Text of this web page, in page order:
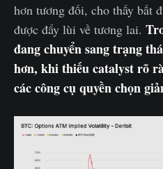
hơn tương đối, cho thấy bất
được đẩy lùi về tương lai.
đang chuyển sang trạng
hơn, khi thiếu catalyst rõ
các công cụ quyền chọn